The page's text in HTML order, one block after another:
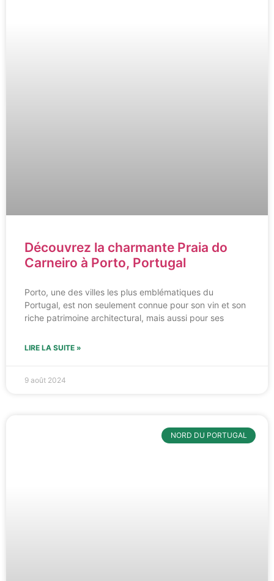
Découvrez la charmante Praia do
Carneiro à Porto, Portugal
Porto, une des villes les plus emblématiques du
Portugal, est non seulement connue pour son vin et son
riche patrimoine architectural, mais aussi pour ses
LIRE LA SUITE »
9 août 2024
NORD DU PORTUGAL